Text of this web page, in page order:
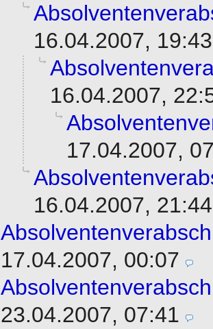
16.04.2007, 19:43
16.04.2007,
17.04.2007,
16.04.2007, 21:44
17.04.2007, 00:07
23.04.2007, 07:41